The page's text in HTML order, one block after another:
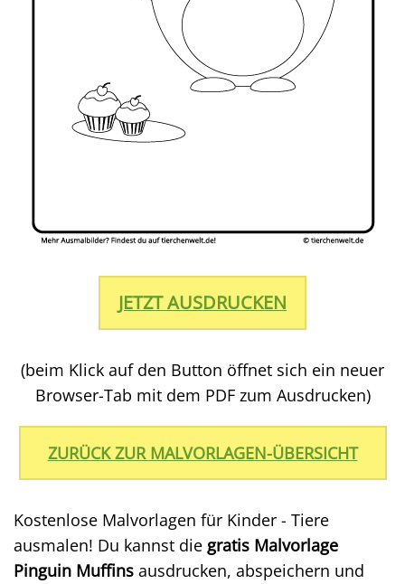
JETZT AUSDRUCKEN
(beim Klick auf den Button öffnet sich ein neuer
Browser-Tab mit dem PDF zum Ausdrucken)
ZURÜCK ZUR MALVORLAGEN-ÜBERSICHT
Kostenlose Malvorlagen für Kinder - Tiere
ausmalen! Du kannst die gratis Malvorlage
Pinguin Muffins ausdrucken, abspeichern und